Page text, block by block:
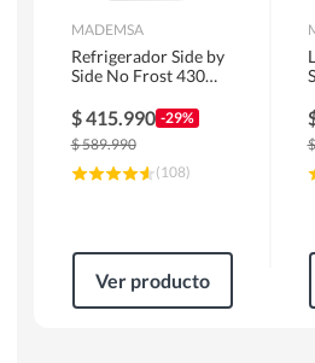
MADEMSA
Refrigerador Side by
Side No Frost 430
MAS430B
$415.990 -29%
$589.990
(108)
Ver producto